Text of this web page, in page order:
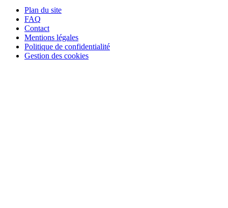
Plan du site
FAQ
Contact
Mentions légales
Politique de confidentialité
Gestion des cookies